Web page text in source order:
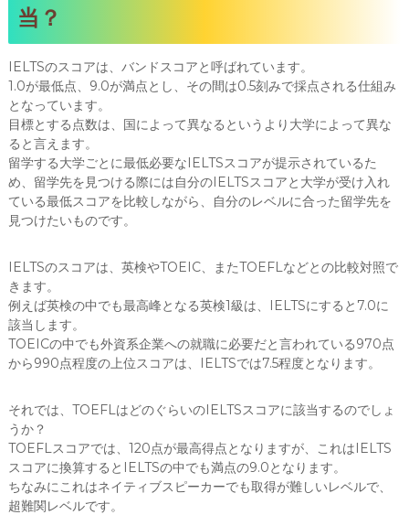
当？
IELTSのスコアは、バンドスコアと呼ばれています。
1.0が最低点、9.0が満点とし、その間は0.5刻みで採点される仕組み
となっています。
目標とする点数は、国によって異なるというより大学によって異な
ると言えます。
留学する大学ごとに最低必要なIELTSスコアが提示されているた
め、留学先を見つける際には自分のIELTSスコアと大学が受け入れ
ている最低スコアを比較しながら、自分のレベルに合った留学先を
見つけたいものです。
IELTSのスコアは、英検やTOEIC、またTOEFLなどとの比較対照で
きます。
例えば英検の中でも最高峰となる英検1級は、IELTSにすると7.0に
該当します。
TOEICの中でも外資系企業への就職に必要だと言われている970点
から990点程度の上位スコアは、IELTSでは7.5程度となります。
それでは、TOEFLはどのぐらいのIELTSスコアに該当するのでしょ
うか？
TOEFLスコアでは、120点が最高得点となりますが、これはIELTS
スコアに換算するとIELTSの中でも満点の9.0となります。
ちなみにこれはネイティブスピーカーでも取得が難しいレベルで、
超難関レベルです。